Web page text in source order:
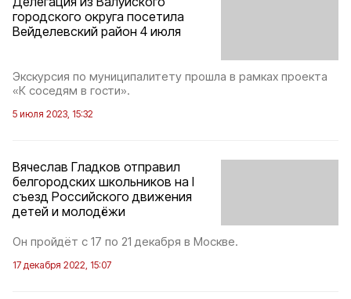
городского округа посетила
Вейделевский район 4 июля
Экскурсия по муниципалитету прошла в рамках проекта
«К соседям в гости».
5 июля 2023, 15:32
Вячеслав Гладков отправил
белгородских школьников на I
съезд Российского движения
детей и молодёжи
Он пройдёт с 17 по 21 декабря в Москве.
17 декабря 2022, 15:07